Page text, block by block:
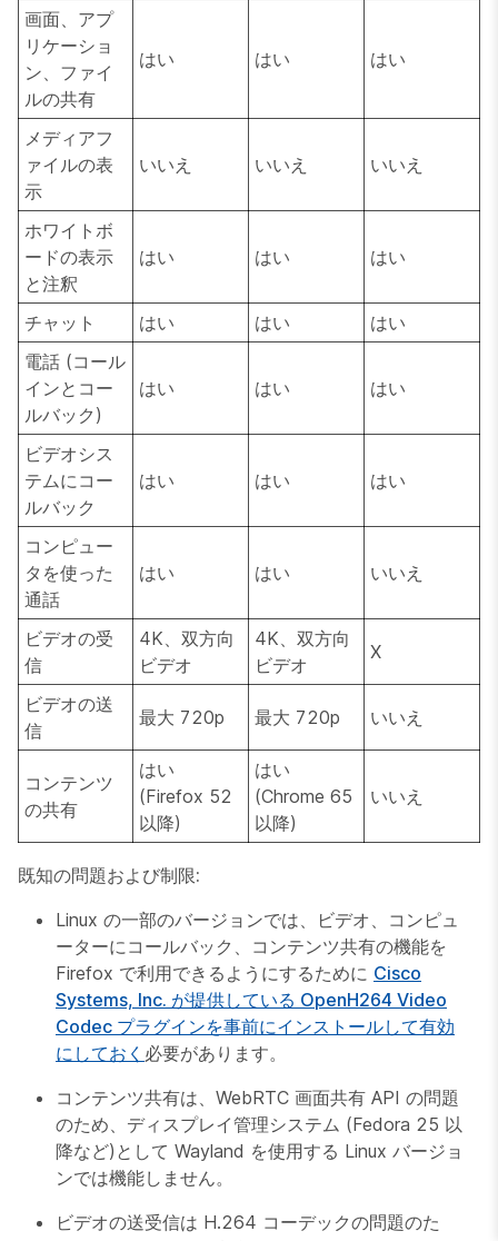
画面、アプ
リケーショ
ン、ファイ
ルの共有
はい はい はい
メディアフ
ァイルの表
示
いいえ いいえ いいえ
ホワイトボ
ードの表示
と注釈
はい はい はい
チャット はい はい
はい
電話 (コール
インとコー
ルバック)
はい はい はい
ビデオシス
テムにコー
ルバック
はい はい はい
コンピュー
タを使った
通話
はい はい いいえ
ビデオの受
信
4K、双方向
ビデオ
4K、双方向
ビデオ
X
ビデオの送
信
最大 720p 最大 720p いいえ
コンテンツ
の共有
はい
(Firefox 52
以降)
はい
(Chrome 65
以降)
いいえ
既知の問題および制限:
Linux の一部のバージョンでは、ビデオ、コンピュ
ーターにコールバック、コンテンツ共有の機能を
Firefox で利用できるようにするために Cisco
Systems, Inc. が提供している OpenH264 Video
Codec プラグインを事前にインストールして有効
にしておく 必要があります。
コンテンツ共有は、WebRTC 画面共有 API の問題
のため、ディスプレイ管理システム (Fedora 25 以
降など)として Wayland を使用する Linux バージョ
ンでは機能しません。
ビデオの送受信は H.264 コーデックの問題のた